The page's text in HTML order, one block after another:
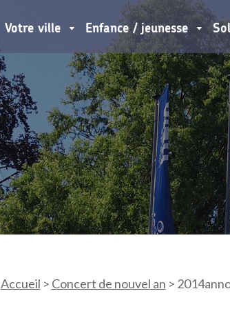
Votre ville Enfance / jeunesse
Accueil > Concert de nouvel an >